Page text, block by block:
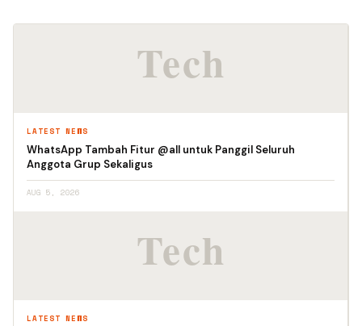
LATEST NEWS
WhatsApp Tambah Fitur @all untuk Panggil Seluruh
Anggota Grup Sekaligus
AUG 5, 2026
LATEST NEWS